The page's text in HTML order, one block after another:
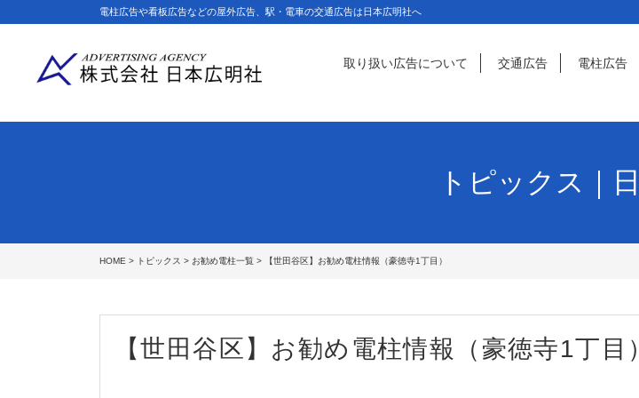
電柱広告や看板広告などの屋外広告、駅・電車の交通広告は日本広明社へ
取り扱い広告について 交通広告 電柱広告
トピックス｜
HOME > トピックス > お勧め電柱一覧 > 【世田谷区】お勧め電柱情報（豪徳寺1丁目）
【世田谷区】お勧め電柱情報（豪徳寺1丁目）